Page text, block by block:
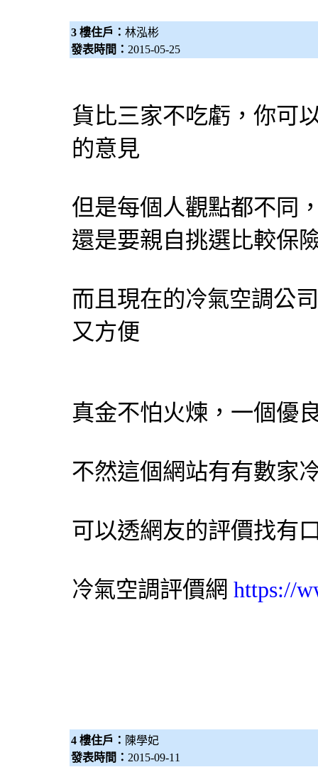
3 樓住戶： 林泓彬
發表時間： 2015-05-25
貨比三家不吃虧，你可
的意見
但是每個人觀點都不同
還是要親自挑選比較保
而且現在的冷氣空調公
又方便
真金不怕火煉，一個優
不然這個網站有有數家
可以透網友的評價找有
冷氣空調評價網 https://
4 樓住戶： 陳學妃
發表時間： 2015-09-11